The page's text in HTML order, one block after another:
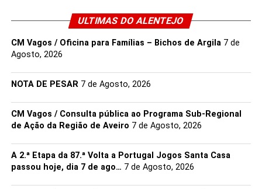
Villa Romana de Santa Catarina de Sítimos
Entrada livre e gratuita
Link no Facebook
Facebook
Mastodon
EmailShare
ULTIMAS DO ALENTEJO
CM Vagos / Oficina para Famílias – Bichos de Argila 7 de
Agosto, 2026
NOTA DE PESAR 7 de Agosto, 2026
CM Vagos / Consulta pública ao Programa Sub-Regional
de Ação da Região de Aveiro 7 de Agosto, 2026
A 2.ª Etapa da 87.ª Volta a Portugal Jogos Santa Casa
passou hoje, dia 7 de ago… 7 de Agosto, 2026